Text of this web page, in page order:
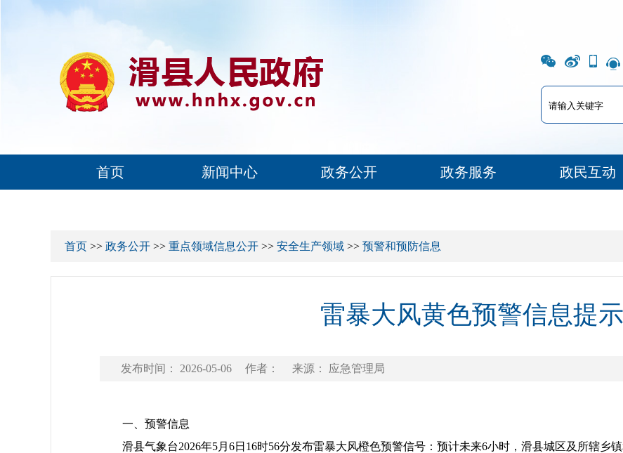
首页 新闻中心 政务公开 政务服务 政民互动
首页 >> 政务公开 >> 重点领域信息公开 >> 安全生产领域 >> 预警和预防信息
雷暴大风黄色预警信息提示
发布时间： 2026-05-06 作者： 来源： 应急管理局
一、预警信息
滑县气象台2026年5月6日16时56分发布雷暴大风橙色预警信号：预计未来6小时，滑县城区及所辖乡